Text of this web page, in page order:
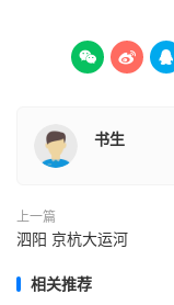
  
书生
上一篇
泗阳 京杭大运河
相关推荐